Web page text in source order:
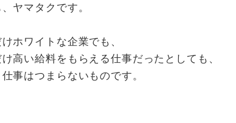
ヤマタクです。
ホワイトな企業でも、
高い給料をもらえる仕事だったとしても、
事はつまらないものです。